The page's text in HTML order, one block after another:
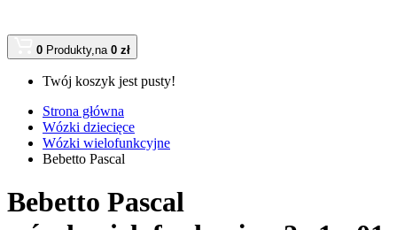
0 Produkty,na 0 zł
Twój koszyk jest pusty!
Strona główna
Wózki dziecięce
Wózki wielofunkcyjne
Bebetto Pascal
Bebetto Pascal